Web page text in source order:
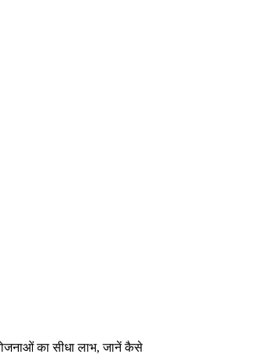
का सीधा लाभ, जानें कैसे